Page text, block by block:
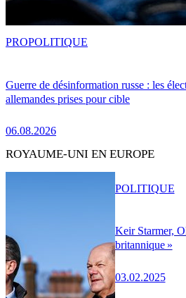
Guerre de désinformation russe : les
allemandes prises pour cible
06.08.2026
PROPOLITIQUE
ROYAUME-UNI EN EUROPE
Keir Starmer,
britannique »
03.02.2025
POLITIQUE